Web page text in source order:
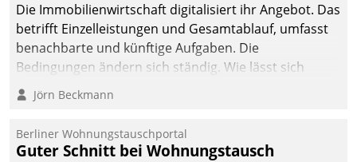
Die Immobilienwirtschaft digitalisiert ihr Angebot. Das
betrifft Einzelleistungen und Gesamtablauf, umfasst
benachbarte und künftige Aufgaben. Die
Bedingungen ändern sich ständig. Wie lässt sich
technisch die Kontrolle wahren und zugleich Freiraum
fürs Wachsen öffnen?
Jörn Beckmann
Berliner Wohnungstauschportal
Guter Schnitt bei Wohnungstausch